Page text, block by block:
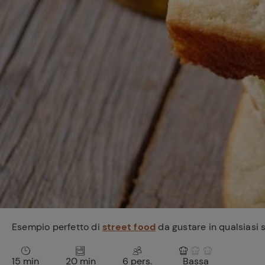
Esempio perfetto di street food da gustare in qualsiasi
15 min 20 min 6 pers. Bassa